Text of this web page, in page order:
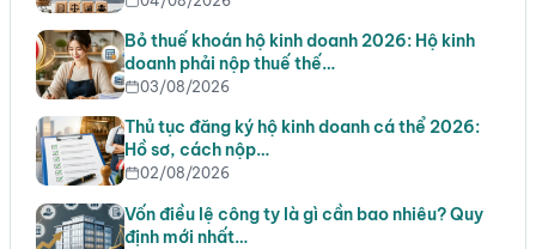
Bỏ thuế khoán hộ kinh doanh 2026: Hộ kinh
doanh phải nộp thuế thế…
03/08/2026
Thủ tục đăng ký hộ kinh doanh cá thể 2026:
Hồ sơ, cách nộp…
02/08/2026
Vốn điều lệ công ty là gì cần bao nhiêu? Quy
định mới nhất…